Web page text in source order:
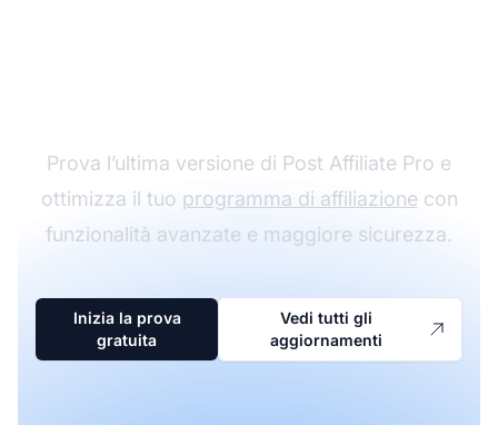
Prova l’ultima versione di Post Affiliate Pro e
ottimizza il tuo programma di affiliazione con
funzionalità avanzate e maggiore sicurezza.
Inizia la prova
gratuita
Vedi tutti gli
aggiornamenti